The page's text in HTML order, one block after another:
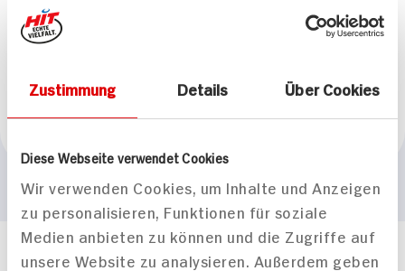
Zustimmung Details Über Cookies
Diese Webseite verwendet Cookies
Wir verwenden Cookies, um Inhalte und Anzeigen
zu personalisieren, Funktionen für soziale
Medien anbieten zu können und die Zugriffe auf
unsere Website zu analysieren. Außerdem geben
Marke
Häufig gestellte Fragen